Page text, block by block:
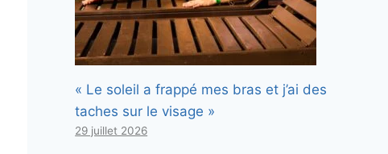
« Le soleil a frappé mes bras et j’ai des
taches sur le visage »
29 juillet 2026